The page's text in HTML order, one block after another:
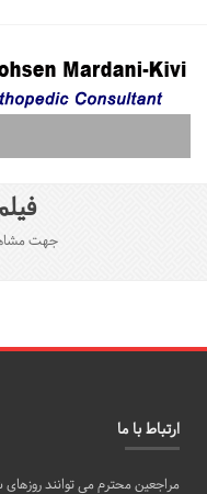
تماس با ما
جهت
ارتباط با ما